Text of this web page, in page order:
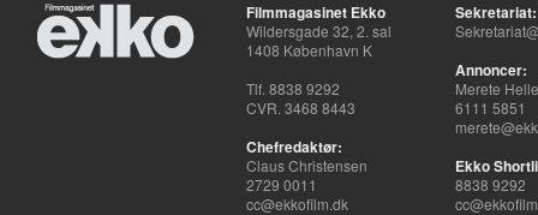
Filmmagasinet Ekko
Wildersgade 32, 2. sal
1408 København K
Tlf. 8838 9292
CVR. 3468 8443
Chefredaktør:
Claus Christensen
2729 0011
cc@ekkofilm.dk
Sekretariat:
Annoncer:
Merete
6111 5851
Ekko
8838 9292